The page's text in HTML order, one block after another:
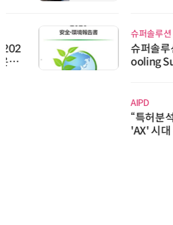
슈퍼솔루션, 2026 Next-Gen AI C
ooling Summit 성황리 성료
“특허분석도 AI와 함께”…IP산업
'AX' 시대 본격화, 지식재산처 1호